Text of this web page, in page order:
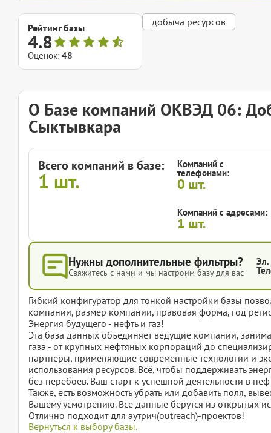
Рейтинг базы
4.8
Оценок: 48
добыча ресурсов
О Базе компаний ОКВЭД 06:
Сыктывкара
Всего компаний в базе:
1 шт.
Компаний с
телефонами:
0 шт.
Компаний с адресами:
1 шт.
Нужны дополнительные фильтры?
Свяжитесь с нами и мы настроим базу для вас
Эл.
Гибкий конфигуратор для тонкой настройки базы
компании, размер компании, правовая форма, год
Энергия будущего - нефть и газ!
Эта база данных объединяет ведущие компании,
газа - от крупных нефтяных корпораций до
партнеры, применяющие современные технологии и
использования ресурсов. Всё, чтобы поддерживать
без перебоев. Ваш старт к успешной деятельности в
Также, есть возможность убрать или добавить поля,
Вашему усмотрению. Все данные берутся из открытых
Отлично подходит для аутрич(outreach)-проектов!
Вернуться к выбору базы.